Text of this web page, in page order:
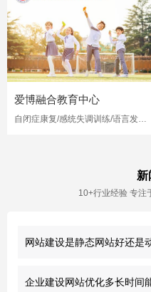
爱博融合教育中心
新
10+行业经验 专注
网站建设是静态网站好还是
企业建设网站优化多长时间